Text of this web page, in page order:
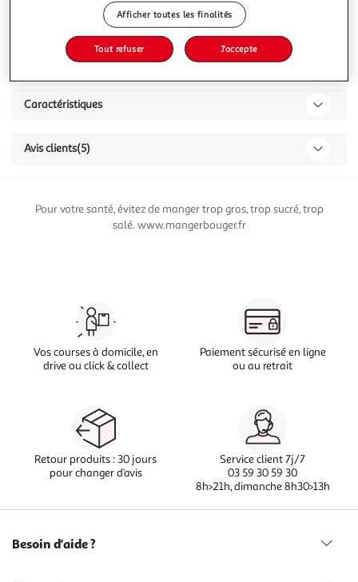
Description
Caractéristiques
Avis clients(5)
Pour votre santé, évitez de manger trop gras, trop sucré, trop
salé. www.mangerbouger.fr
Vos courses à domicile, en
drive ou click & collect
Paiement sécurisé en ligne
ou au retrait
Retour produits : 30 jours
pour changer d’avis
Service client 7j/7
03 59 30 59 30
8h>21h, dimanche 8h30>13h
Besoin d'aide ?
Afficher toutes les finalités
Tout refuser J'accepte